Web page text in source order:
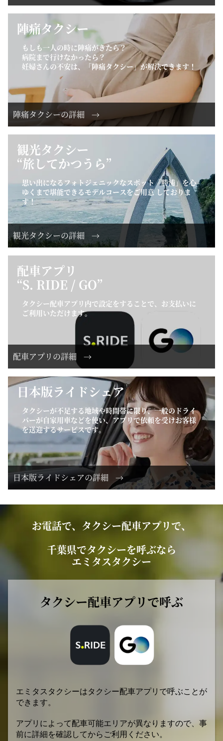
陣痛タクシー
もしも一人の時に陣痛がきたら？
病院まで行けなかったら？
妊婦さんの不安は、「陣痛タクシー」が解決できます！
陣痛タクシーの詳細
観光タクシー
“旅してかつうら”
思い出になるフォトジェニックなスポット「勝浦」を心
ゆくまで堪能できるモデルコースをご用意 しておりま
す！
観光タクシーの詳細
配車アプリ
“S. RIDE / GO”
タクシー配車アプリ内で設定をすることで、お支払いに
ご利用いただけます。
配車アプリの詳細
日本版ライドシェア
タクシーが不足する地域や時間帯に限り、一般のドライ
バーが自家用車などを使い、アプリで依頼を受けお客様
を送迎するサービスです。
日本版ライドシェアの詳細
お電話で、タクシー配車アプリで、
千葉県でタクシーを呼ぶなら
エミタスタクシー
タクシー配車アプリで呼ぶ
エミタスタクシーはタクシー配車アプリで呼ぶことが
できます。
アプリによって配車可能エリアが異なりますので、事
前に詳細を確認してからご利用ください。